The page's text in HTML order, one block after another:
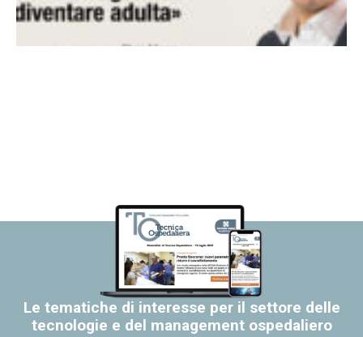
Le tematiche di interesse per il settore delle
tecnologie e del management ospedaliero